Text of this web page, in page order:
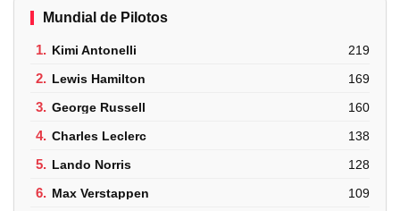
Mundial de Pilotos
1. Kimi Antonelli 219
2. Lewis Hamilton 169
3. George Russell 160
4. Charles Leclerc 138
5. Lando Norris 128
6. Max Verstappen 109